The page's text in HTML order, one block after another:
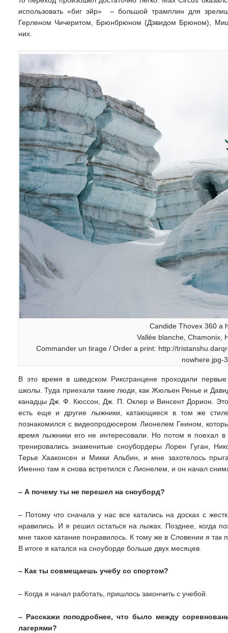
использовать «биг эйр» – большой трамплин для
Герленом Чичеритом, Брюнбрюном (Дэвидом Брюном),
них.
Candide Thovex 360 a
Vallée blanche, Chamonix,
Commander un tirage / Order a print: http://
nowhere.jpg-
В это время в шведском Риксгранцене проходили
школы. Туда приехали такие люди, как Жюльен Ренье и
канадцы Дж. Ф. Кюссон, Дж. П. Оклер и Винсент Дорион.
есть еще и другие лыжники, катающиеся в том же
познакомился с видеопродюсером Лионелем Геином,
время лыжники его не интересовали. Но потом я поехал
тренировались знаменитые сноубордеры Лорен Гуган,
Терье Хааконсен и Микки Альбин, и мне захотелось
Именно там я снова встретился с Лионелем, и он начал
– А почему ты не перешел на сноуборд?
– Потому что сначала у нас все катались на досках с
нравились. И я решил остаться на лыжах. Позднее, когда
мне такое катание понравилось. К тому же в Словении я
В итоге я катался на сноуборде больше двух месяцев.
– Как ты совмещаешь учебу со спортом?
– Когда я начал работать, пришлось закончить с учебой.
– Расскажи поподробнее, что было между
лагерями?